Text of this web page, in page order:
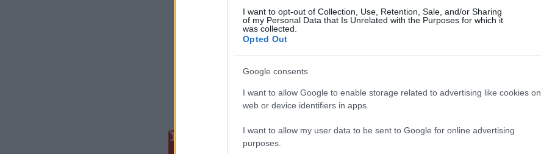
I want to opt-out of Collection, Use, Retention, Sale, and/or Sharing
of my Personal Data that Is Unrelated with the Purposes for which it
was collected.
Opted Out
Google consents
I want to allow Google to enable storage related to advertising like cookies on
web or device identifiers in apps.
I want to allow my user data to be sent to Google for online advertising
purposes.
Samedi 27 Septembre 2025
18h30